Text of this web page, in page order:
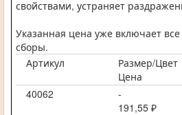
свойствами, устраняет
Указанная цена уже включает
сборы.
Артикул
Размер/Цвет
Цена
40062
-
191,55 ₽